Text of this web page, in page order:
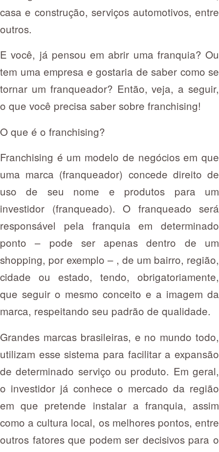
casa e construção, serviços automotivos, entre
outros.
E você, já pensou em abrir uma franquia? Ou
tem uma empresa e gostaria de saber como se
tornar um franqueador? Então, veja, a seguir,
o que você precisa saber sobre franchising!
O que é o franchising?
Franchising é um modelo de negócios em que
uma marca (franqueador) concede direito de
uso de seu nome e produtos para um
investidor (franqueado). O franqueado será
responsável pela franquia em determinado
ponto – pode ser apenas dentro de um
shopping, por exemplo – , de um bairro, região,
cidade ou estado, tendo, obrigatoriamente,
que seguir o mesmo conceito e a imagem da
marca, respeitando seu padrão de qualidade.
Grandes marcas brasileiras, e no mundo todo,
utilizam esse sistema para facilitar a expansão
de determinado serviço ou produto. Em geral,
o investidor já conhece o mercado da região
em que pretende instalar a franquia, assim
como a cultura local, os melhores pontos, entre
outros fatores que podem ser decisivos para o